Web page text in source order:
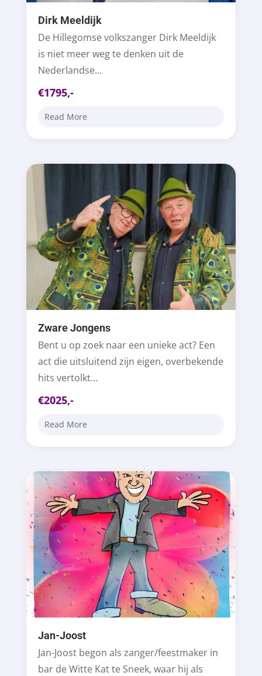
Dirk Meeldijk
De Hillegomse volkszanger Dirk Meeldijk
is niet meer weg te denken uit de
Nederlandse...
€1795,-
Read More
Zware Jongens
Bent u op zoek naar een unieke act? Een
act die uitsluitend zijn eigen, overbekende
hits vertolkt...
€2025,-
Read More
Jan-Joost
Jan-Joost begon als zanger/feestmaker in
bar de Witte Kat te Sneek, waar hij als